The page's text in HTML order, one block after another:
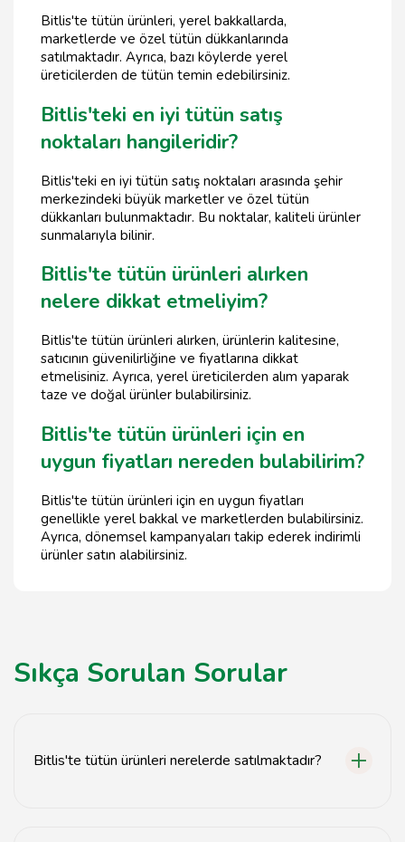
Bitlis'te tütün ürünleri, yerel bakkallarda,
marketlerde ve özel tütün dükkanlarında
satılmaktadır. Ayrıca, bazı köylerde yerel
üreticilerden de tütün temin edebilirsiniz.
Bitlis'teki en iyi tütün satış
noktaları hangileridir?
Bitlis'teki en iyi tütün satış noktaları arasında şehir
merkezindeki büyük marketler ve özel tütün
dükkanları bulunmaktadır. Bu noktalar, kaliteli ürünler
sunmalarıyla bilinir.
Bitlis'te tütün ürünleri alırken
nelere dikkat etmeliyim?
Bitlis'te tütün ürünleri alırken, ürünlerin kalitesine,
satıcının güvenilirliğine ve fiyatlarına dikkat
etmelisiniz. Ayrıca, yerel üreticilerden alım yaparak
taze ve doğal ürünler bulabilirsiniz.
Bitlis'te tütün ürünleri için en
uygun fiyatları nereden bulabilirim?
Bitlis'te tütün ürünleri için en uygun fiyatları
genellikle yerel bakkal ve marketlerden bulabilirsiniz.
Ayrıca, dönemsel kampanyaları takip ederek indirimli
ürünler satın alabilirsiniz.
Sıkça Sorulan Sorular
Bitlis'te tütün ürünleri nerelerde satılmaktadır?